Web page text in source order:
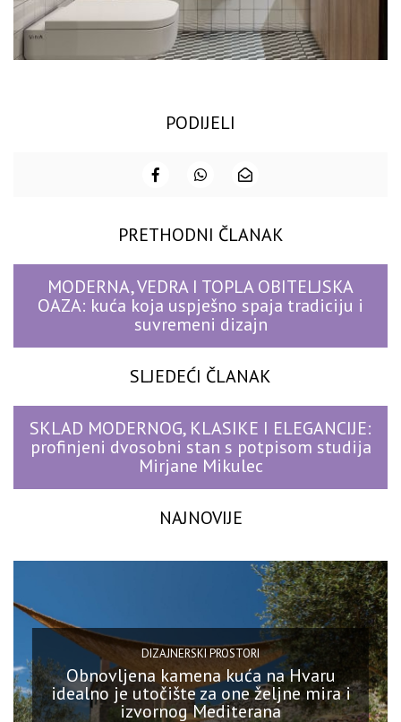
PODIJELI
PRETHODNI ČLANAK
MODERNA, VEDRA I TOPLA OBITELJSKA
OAZA: kuća koja uspješno spaja tradiciju i
suvremeni dizajn
SLJEDEĆI ČLANAK
SKLAD MODERNOG, KLASIKE I ELEGANCIJE:
profinjeni dvosobni stan s potpisom studija
Mirjane Mikulec
NAJNOVIJE
DIZAJNERSKI PROSTORI
Obnovljena kamena kuća na Hvaru
idealno je utočište za one željne mira i
izvornog Mediterana